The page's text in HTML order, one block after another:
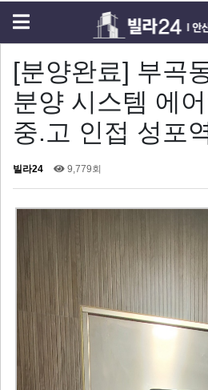
[분양완료] 부곡
분양 시스템 에
중.고 인접 성포
빌라24 9,779회